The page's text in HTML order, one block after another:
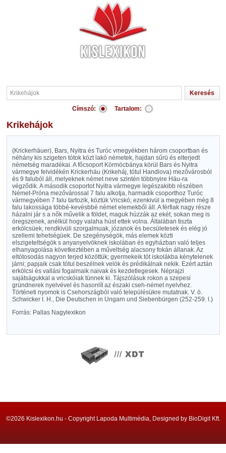
Címszó: Tartalom:
Krikehájok
(Krickerhäuer), Bars, Nyitra és Turóc vmegyékben három csoportban és
néhány kis szigeten tótok közt lakó németek, hajdan sűrü és elterjedt
németség maradékai. A főcsoport Körmöcbánya körül Bars és Nyitra
vármegye felvidékén Krickerhäu (Krikeháj, tótul Handlova) mezővárosból
és 9 faluból áll, melyeknek német neve szintén többnyire Häu-ra
végződik. A második csoportot Nyitra vármegye legészakibb részében
Német-Próna mezővárossal 7 falu alkotja, harmadik csoporthoz Turóc
vármegyében 7 falu tartozik, köztük Vricskó; ezenkivül a megyében még 8
falu lakossága többé-kevésbbé német elemekből áll. A férfiak nagy része
házalni jár s a nők művelik a földet, maguk húzzák az ekét; sokan meg is
öregszenek, anélkül hogy valaha húst ettek volna. Általában tiszta
erkölcsüek, rendkivüli szorgalmuak, józanok és becsületesek és elég jó
szellemi tehetségüek. De szegénységök, más elemek közti
elszigeteltségök s anyanyelvöknek iskolában és egyházban való teljes
elhanyagolása következtében a műveltség alacsony fokán állanak. Az
eltótosodás nagyon terjed közöttük; gyermekeik tót iskolákba kénytelenek
járni; papjaik csak tótul beszélnek velök és prédikálnak nekik. Ezért aztán
erkölcsi és vallási fogalmaik naivak és kezdetlegesek. Néprajzi
sajátságukkal a vricskóiak tünnek ki. Tájszólásuk rokon a szepesi
gründnerek nyelvével és hasonlít az északi cseh-német nyelvhez.
Történeti nyomok is Csehországból való településükre mutatnak. V. ö.
Schwicker I. H., Die Deutschen in Ungarn und Siebenbürgen (252-259. l.)
Forrás: Pallas Nagylexikon
©2026 Kislexikon.hu - Copyright Lapoda Multimédia, Designed by BioDigit Kft.